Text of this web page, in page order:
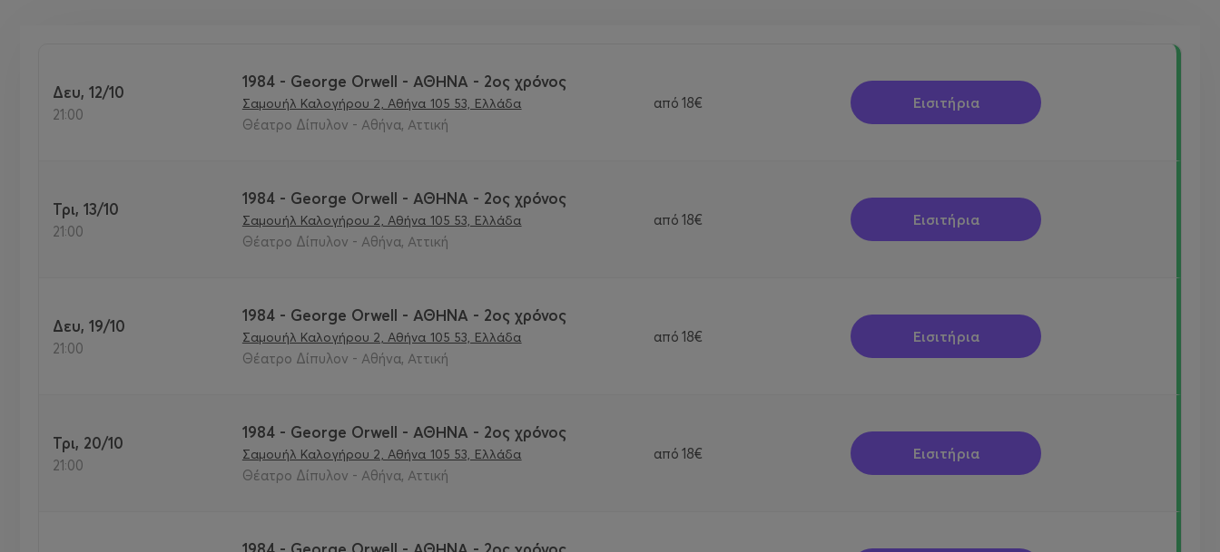
Δευ, 12/10
21:00
1984 - George Orwell - ΑΘΗΝΑ - 2ος χρόνος
Σαμουήλ Καλογήρου 2, Αθήνα 105 53, Ελλάδα
Θέατρο Δίπυλον - Αθήνα, Αττική
από 18€ Εισιτήρια
Τρι, 13/10
21:00
1984 - George Orwell - ΑΘΗΝΑ - 2ος χρόνος
Σαμουήλ Καλογήρου 2, Αθήνα 105 53, Ελλάδα
Θέατρο Δίπυλον - Αθήνα, Αττική
από 18€ Εισιτήρια
Δευ, 19/10
21:00
1984 - George Orwell - ΑΘΗΝΑ - 2ος χρόνος
Σαμουήλ Καλογήρου 2, Αθήνα 105 53, Ελλάδα
Θέατρο Δίπυλον - Αθήνα, Αττική
από 18€ Εισιτήρια
Τρι, 20/10
21:00
1984 - George Orwell - ΑΘΗΝΑ - 2ος χρόνος
Σαμουήλ Καλογήρου 2, Αθήνα 105 53, Ελλάδα
Θέατρο Δίπυλον - Αθήνα, Αττική
από 18€ Εισιτήρια